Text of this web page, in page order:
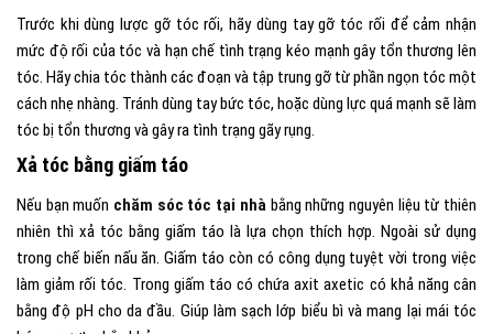
Trước khi dùng lược gỡ tóc rối, hãy dùng tay gỡ tóc rối đểcảm nhận
mức độ rối của tóc và hạn chế tình trạng kéo mạnh gây tổn thương lên
tóc. Hãy chia tóc thành các đoạn và tập trung gỡ từ phần ngọn tóc một
cách nhẹ nhàng. Tránh dùng tay bức tóc, hoặc dùng lực quá mạnh sẽ làm
tóc bị tổn thương và gây ra tình trạng gãy rụng.
Xả tóc bằng giấm táo
Nếu bạn muốn chăm sóc tóc tại nhàbằng những nguyên liệu từ thiên
nhiên thì xả tóc bằng giấm táo là lựa chọn thích hợp. Ngoài sử dụng
trong chế biến nấu ăn. Giấm táo còn có công dụng tuyệt vời trong việc
làm giảm rối tóc. Trong giấm táo có chứa axit axetic có khả năng cân
bằng độ pH cho da đầu. Giúp làm sạch lớp biểu bì và mang lại mái tóc